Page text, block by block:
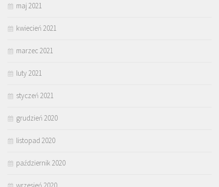
maj 2021
kwiecień 2021
marzec 2021
luty 2021
styczeń 2021
grudzień 2020
listopad 2020
październik 2020